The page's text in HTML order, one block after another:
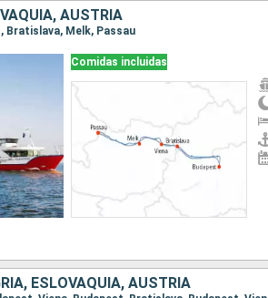
AUSTRIA
Bratislava, Melk, Passau
Comidas incluidas
ESLOVAQUIA, AUSTRIA